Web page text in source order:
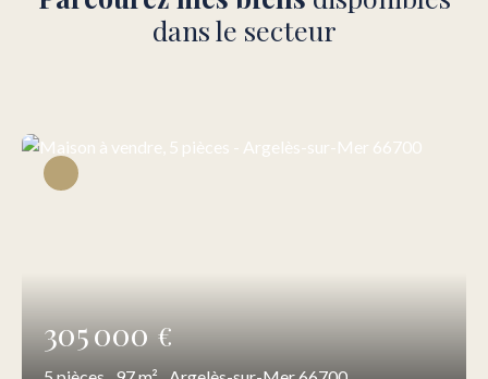
dans le secteur
305 000€